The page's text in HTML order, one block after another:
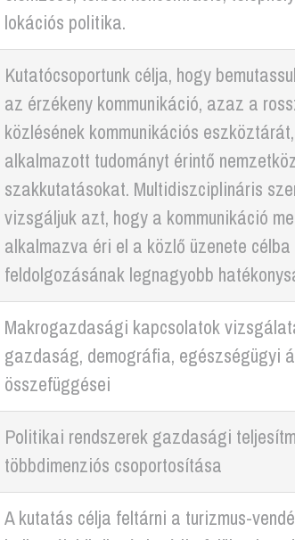
lokációs politika.
Kutatócsoportunk célja, hogy
az érzékeny kommunikáció, azaz a
közlésének kommunikációs
alkalmazott tudományt érintő
szakkutatásokat. Multidiszciplináris
vizsgáljuk azt, hogy a kommunikáció
alkalmazva éri el a közlő üzenete célba
feldolgozásának legnagyobb
Makrogazdasági kapcsolatok
gazdaság, demográfia, egészségügyi
összefüggései
Politikai rendszerek gazdasági
többdimenziós csoportosítása
A kutatás célja feltárni a turizmus-